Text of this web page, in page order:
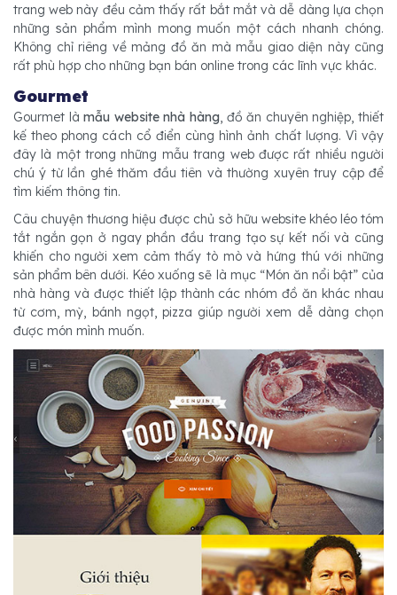
trang web này đều cảm thấy rất bắt mắt và dễ dàng lựa chọn
những sản phẩm mình mong muốn một cách nhanh chóng.
Không chỉ riêng về mảng đồ ăn mà mẫu giao diện này cũng
rất phù hợp cho những bạn bán online trong các lĩnh vực khác.
Gourmet
Gourmet làmẫu website nhà hàng, đồ ăn chuyên nghiệp, thiết
kế theo phong cách cổ điển cùng hình ảnh chất lượng. Vì vậy
đây là một trong những mẫu trang web được rất nhiều người
chú ý từ lần ghé thăm đầu tiên và thường xuyên truy cập để
tìm kiếm thông tin.
Câu chuyện thương hiệu được chủ sở hữu website khéo léo tóm
tắt ngắn gọn ở ngay phần đầu trang tạo sự kết nối và cũng
khiến cho người xem cảm thấy tò mò và hứng thú với những
sản phẩm bên dưới. Kéo xuống sẽ là mục “Món ăn nổi bật” của
nhà hàng và được thiết lập thành các nhóm đồ ăn khác nhau
từ cơm, mỳ, bánh ngọt, pizza giúp người xem dễ dàng chọn
được món mình muốn.